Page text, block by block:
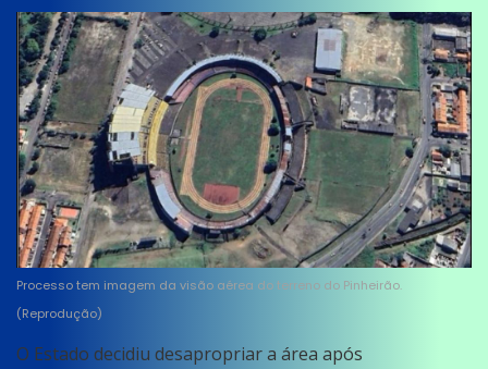
Processo tem imagem da visão aérea do terreno do Pinheirão.
(Reprodução)
O Estado decidiu desapropriar a área após